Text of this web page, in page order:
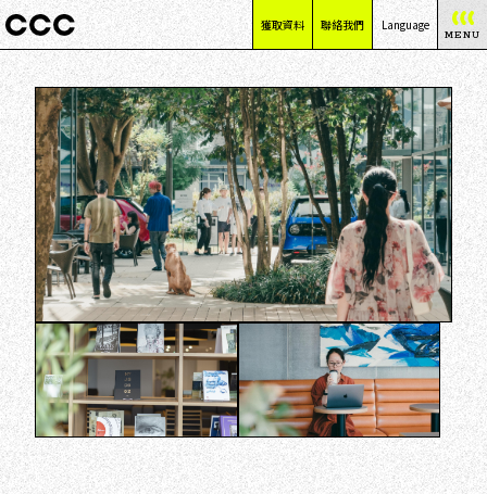
獲取資料 聯絡我們 Language
日本語
English
简体中文
繁體中文
MENU